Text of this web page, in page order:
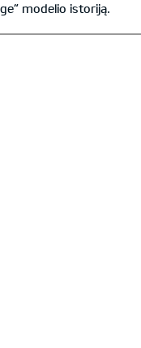
modelio istoriją.